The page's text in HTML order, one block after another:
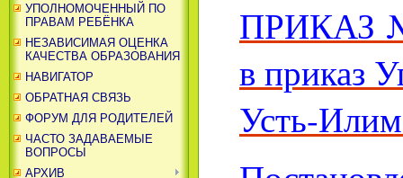
УПОЛНОМОЧЕННЫЙ ПО
ПРАВАМ РЕБЁНКА
НЕЗАВИСИМАЯ ОЦЕНКА
КАЧЕСТВА ОБРАЗОВАНИЯ
НАВИГАТОР
ОБРАТНАЯ СВЯЗЬ
ФОРУМ ДЛЯ РОДИТЕЛЕЙ
ЧАСТО ЗАДАВАЕМЫЕ
ВОПРОСЫ
АРХИВ
ПРИКАЗ №
в приказ
Усть-